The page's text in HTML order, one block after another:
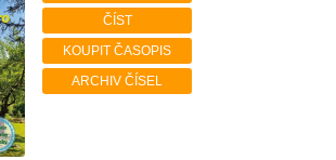
ČÍST
KOUPIT ČASOPIS
ARCHIV ČÍSEL